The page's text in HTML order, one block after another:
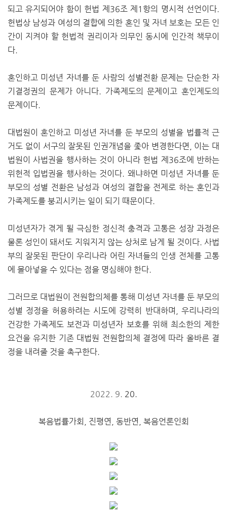
되고 유지되어야 함이 헌법 제36조 제1항의 명시적 선언이다.
헌법상 남성과 여성의 결합에 의한 혼인 및 자녀 보호는 모든 인
간이 지켜야 할 헌법적 권리이자 의무인 동시에 인간적 책무이
다.
혼인하고 미성년 자녀를 둔 사람의 성별전환 문제는 단순한 자
기결정권의 문제가 아니다. 가족제도의 문제이고 혼인제도의
문제이다.
대법원이 혼인하고 미성년 자녀를 둔 부모의 성별을 법률적 근
거도 없이 서구의 잘못된 인권개념을 좇아 변경한다면, 이는 대
법원이 사법권을 행사하는 것이 아니라 헌법 제36조에 반하는
위헌적 입법권을 행사하는 것이다. 왜냐하면 미성년 자녀를 둔
부모의 성별 전환은 남성과 여성의 결합을 전제로 하는 혼인과
가족제도를 붕괴시키는 일이 되기 때문이다.
미성년자가 겪게 될 극심한 정신적 충격과 고통은 성장 과정은
물론 성인이 돼서도 지워지지 않는 상처로 남게 될 것이다. 사법
부의 잘못된 판단이 우리나라 어린 자녀들의 인생 전체를 고통
에 몰아넣을 수 있다는 점을 명심해야 한다.
그러므로 대법원이 전원합의체를 통해 미성년 자녀를 둔 부모의
성별 정정을 허용하려는 시도에 강력히 반대하며, 우리나라의
건강한 가족제도 보전과 미성년자 보호를 위해 최소한의 제한
요건을 유지한 기존 대법원 전원합의체 결정에 따라 올바른 결
정을 내려줄 것을 촉구한다.
2022. 9. 20.
복음법률가회, 진평연, 동반연, 복음언론인회